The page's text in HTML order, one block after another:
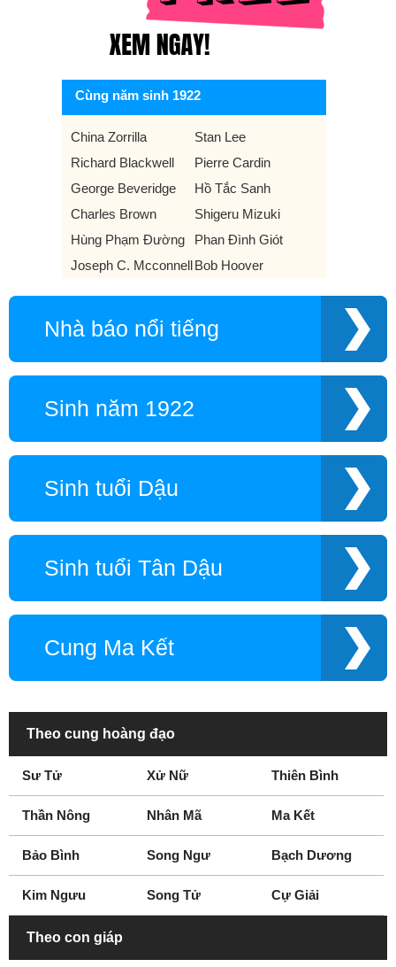
Cùng năm sinh 1922
China Zorrilla
Stan Lee
Richard Blackwell
Pierre Cardin
George Beveridge
Hồ Tắc Sanh
Charles Brown
Shigeru Mizuki
Hùng Phạm Đường
Phan Đình Giót
Joseph C. McconnellBob Hoover
Nhà báo nổi tiếng
Sinh năm 1922
Sinh tuổi Dậu
Sinh tuổi Tân Dậu
Cung Ma Kết
Theo cung hoàng đạo
Sư Tử Xử Nữ Thiên Bình
Thần Nông Nhân Mã Ma Kết
Bảo Bình Song Ngư Bạch Dương
Kim Ngưu Song Tử Cự Giải
Theo con giáp